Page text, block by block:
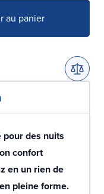
au panier
pour des nuits
confort
en un rien de
pleine forme.